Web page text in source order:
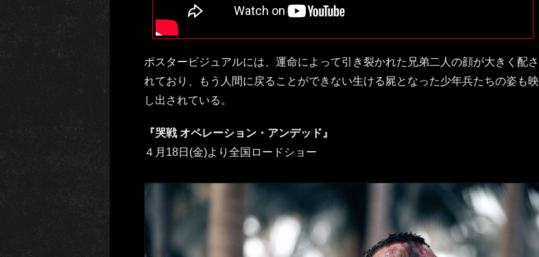
ポスタービジュアルには、運命によって引き裂かれた兄弟二人の顔が大きく配さ
れており、もう人間に戻ることができない生ける屍となった少年兵たちの姿も映
し出されている。
『哭戦 オペレーション・アンデッド』
４月18日(金)より全国ロードショー